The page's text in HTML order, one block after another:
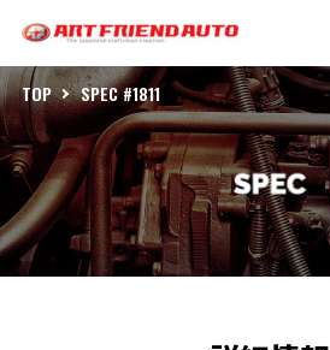
TOP SPEC #1811